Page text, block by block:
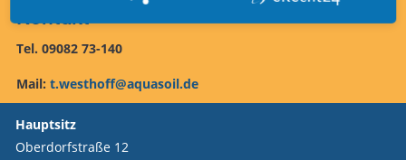
Kontakt
Tel. 09082 73-140
Mail: t.westhoff@aquasoil.de
Hauptsitz
Oberdorfstraße 12